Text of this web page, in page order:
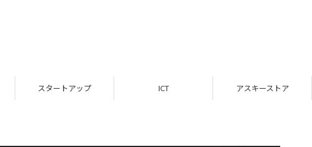
スタートアップ ICT アスキーストア